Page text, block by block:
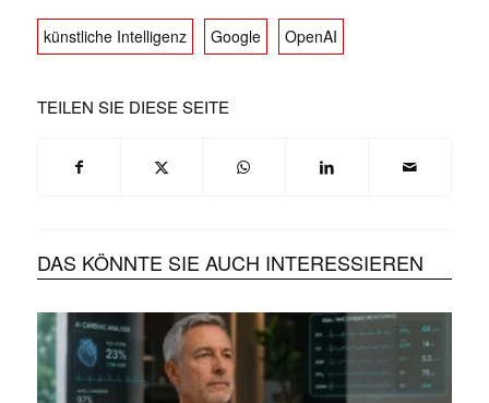
künstliche Intelligenz Google OpenAI
TEILEN SIE DIESE SEITE
DAS KÖNNTE SIE AUCH INTERESSIEREN